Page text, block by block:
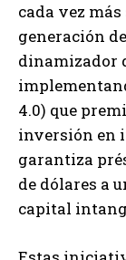
cada vez
generación
dinamizador
4.0) que
inversión en
garantiza
de dólares a
capital